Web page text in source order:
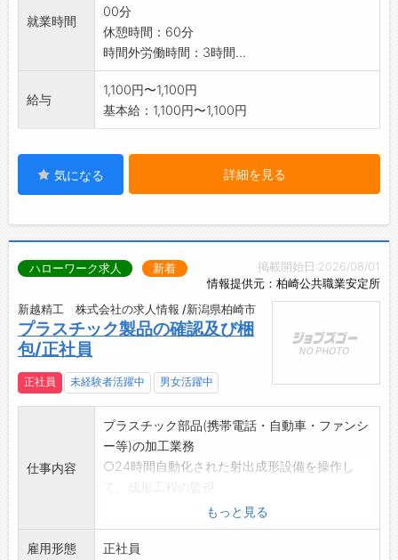
※当社のホームページをご覧ください。
変更範囲:変更なし
就業時間
00分
休憩時間：60分
時間外労働時間：3時間...
給与
1,100円〜1,100円
基本給：1,100円〜1,100円
気になる 詳細を見る
掲載開始日:2026/08/01
情報提供元：柏崎公共職業安定所
ハローワーク求人 新着
新越精工 株式会社の求人情報 /新潟県柏崎市
プラスチック製品の確認及び梱
包/正社員
正社員 未経験者活躍中 男女活躍中
仕事内容
プラスチック部品(携帯電話・自動車・ファンシ
ー等)の加工業務
○24時間自動化された射出成形設備を操作し
、調整及び、梱包を行います。
○二色射出成形機を使用しての加工業務になり
ます。
もっと見る
雇用形態 正社員